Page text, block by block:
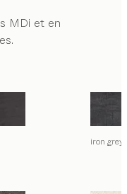
MDi et en
iron grey